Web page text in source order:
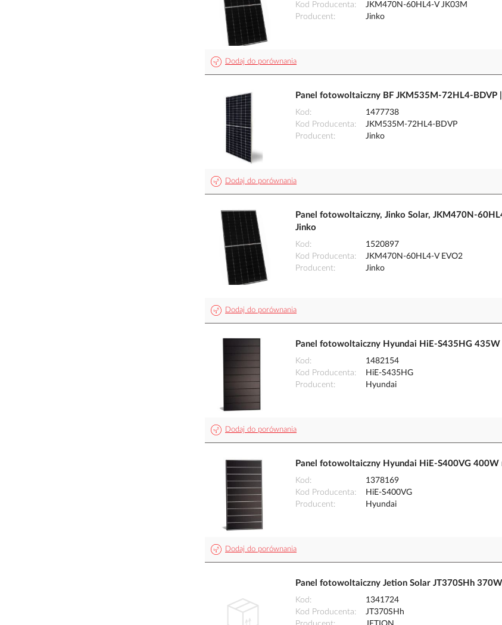
Kod Producenta
JKM470N-60HL4-V JK03M
Producent
Jinko
Dodaj do porównania
Panel fotowoltaiczny BF JKM535M-72HL4-BDVP
Kod
1477738
Kod Producenta
JKM535M-72HL4-BDVP
Producent
Jinko
Dodaj do porównania
Panel fotowoltaiczny, Jinko Solar, JKM470N-
Jinko
Kod
1520897
Kod Producenta
JKM470N-60HL4-V EVO2
Producent
Jinko
Dodaj do porównania
Panel fotowoltaiczny Hyundai HiE-S435HG
Kod
1482154
Kod Producenta
HiE-S435HG
Producent
Hyundai
Dodaj do porównania
Panel fotowoltaiczny Hyundai HiE-S400VG 400W
Kod
1378169
Kod Producenta
HiE-S400VG
Producent
Hyundai
Dodaj do porównania
Panel fotowoltaiczny Jetion Solar JT370SHh
Kod
1341724
Kod Producenta
JT370SHh